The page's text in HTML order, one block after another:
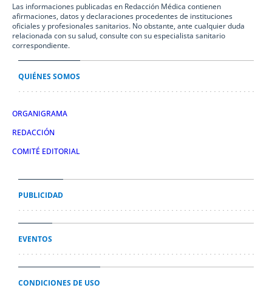
Las informaciones publicadas en Redacción Médica contienen
afirmaciones, datos y declaraciones procedentes de instituciones
oficiales y profesionales sanitarios. No obstante, ante cualquier duda
relacionada con su salud, consulte con su especialista sanitario
correspondiente.
QUIÉNES SOMOS
ORGANIGRAMA
REDACCIÓN
COMITÉ EDITORIAL
PUBLICIDAD
EVENTOS
CONDICIONES DE USO